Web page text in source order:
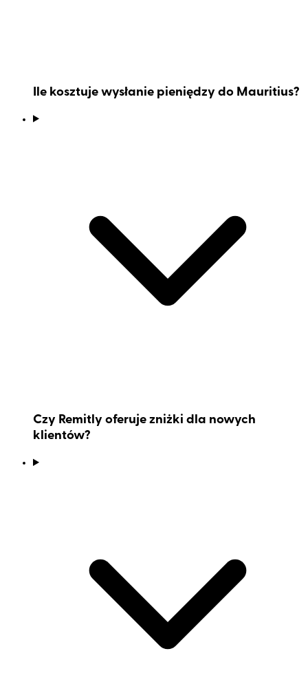
Ile kosztuje wysłanie pieniędzy do Mauritius?
Czy Remitly oferuje zniżki dla nowych
klientów?